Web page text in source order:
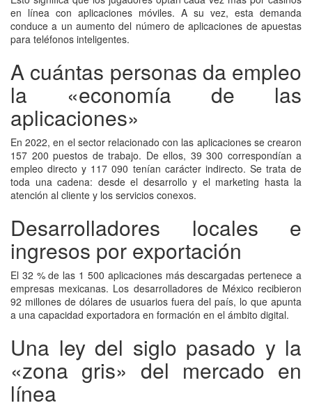
en línea con aplicaciones móviles. A su vez, esta demanda
conduce a un aumento del número de aplicaciones de apuestas
para teléfonos inteligentes.
A cuántas personas da empleo
la «economía de las
aplicaciones»
En 2022, en el sector relacionado con las aplicaciones se crearon
157 200 puestos de trabajo. De ellos, 39 300 correspondían a
empleo directo y 117 090 tenían carácter indirecto. Se trata de
toda una cadena: desde el desarrollo y el marketing hasta la
atención al cliente y los servicios conexos.
Desarrolladores locales e
ingresos por exportación
El 32 % de las 1 500 aplicaciones más descargadas pertenece a
empresas mexicanas. Los desarrolladores de México recibieron
92 millones de dólares de usuarios fuera del país, lo que apunta
a una capacidad exportadora en formación en el ámbito digital.
Una ley del siglo pasado y la
«zona gris» del mercado en
línea